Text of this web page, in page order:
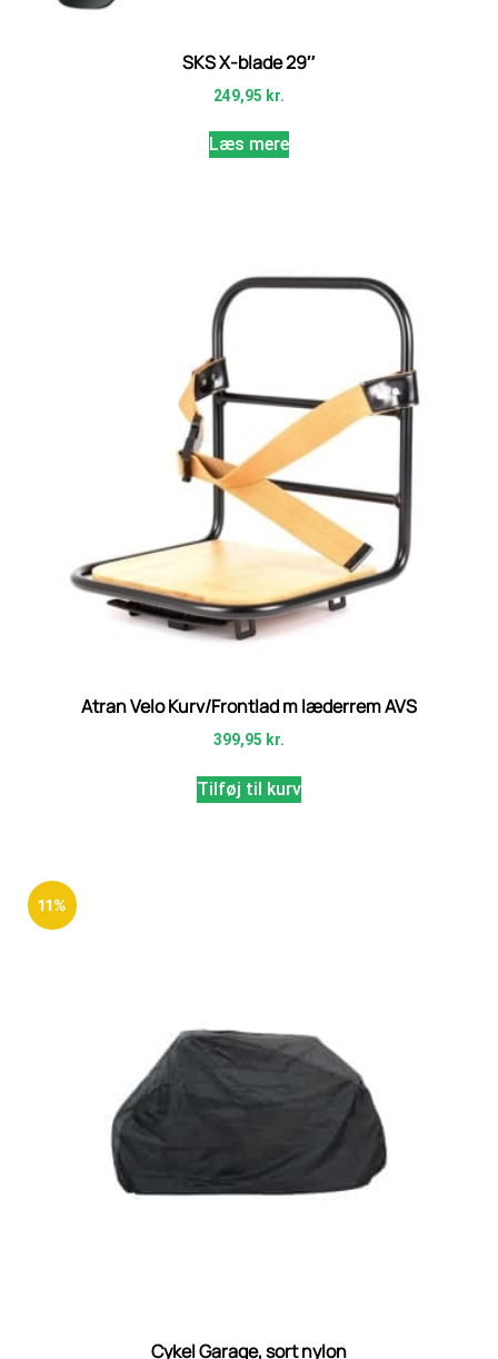
SKS X-blade 29″
249,95 kr.
Læs mere
Atran Velo Kurv/Frontlad m læderrem AVS
399,95 kr.
Tilføj til kurv
11%
Cykel Garage, sort nylon